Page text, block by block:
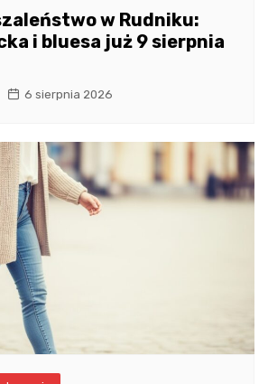
w Rudniku:
i bluesa już 9 sierpnia
6 sierpnia 2026